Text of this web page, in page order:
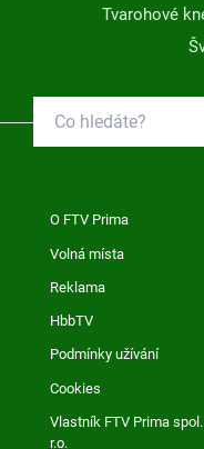
Tvarohové
O FTV Prima
Volná místa
Reklama
HbbTV
Podmínky užívání
Cookies
Vlastník FTV Prima
r.o.